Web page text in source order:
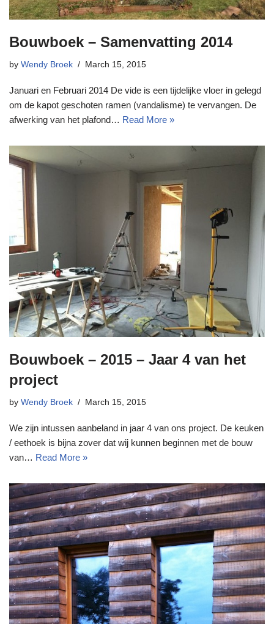
Bouwboek – Samenvatting 2014
by Wendy Broek March 15, 2015
Januari en Februari 2014 De vide is een tijdelijke vloer in gelegd
om de kapot geschoten ramen (vandalisme) te vervangen. De
afwerking van het plafond… Read More »
Bouwboek – 2015 – Jaar 4 van het
project
by Wendy Broek March 15, 2015
We zijn intussen aanbeland in jaar 4 van ons project. De keuken
/ eethoek is bijna zover dat wij kunnen beginnen met de bouw
van… Read More »